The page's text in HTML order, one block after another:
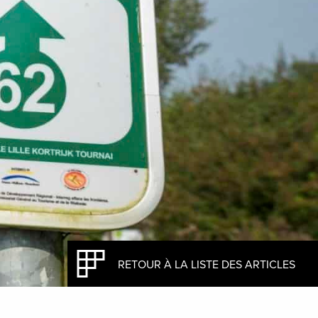
RETOUR À LA LISTE DES ARTICLES